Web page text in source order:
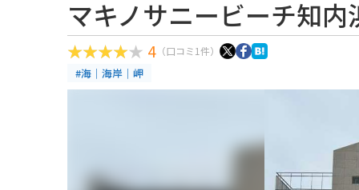
マキノサニービーチ知内
4 （口コミ1件）
#海｜海岸｜岬